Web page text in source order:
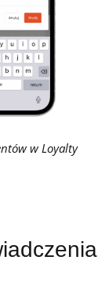
w Loyalty